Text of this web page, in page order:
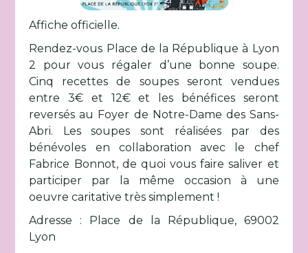
Affiche officielle.
Rendez-vous Place de la République à Lyon
2 pour vous régaler d’une bonne soupe.
Cinq recettes de soupes seront vendues
entre 3€ et 12€ et les bénéfices seront
reversés au Foyer de Notre-Dame des Sans-
Abri. Les soupes sont réalisées par des
bénévoles en collaboration avec le chef
Fabrice Bonnot, de quoi vous faire saliver et
participer par la même occasion à une
oeuvre caritative très simplement !
Adresse : Place de la République, 69002
Lyon